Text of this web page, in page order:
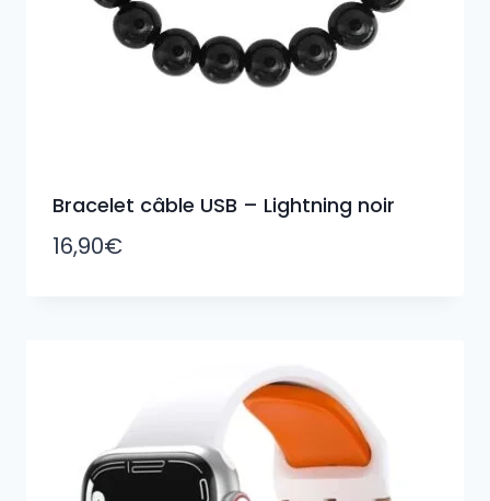
Bracelet câble USB – Lightning noir
16,90€